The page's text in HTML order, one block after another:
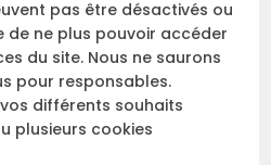
pas être désactivés ou
de ne plus pouvoir accéder
du site. Nous ne saurons
pour responsables.
différents souhaits
plusieurs cookies